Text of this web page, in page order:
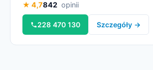
★ 4,7842 opinii
228 470 130 Szczegóły →